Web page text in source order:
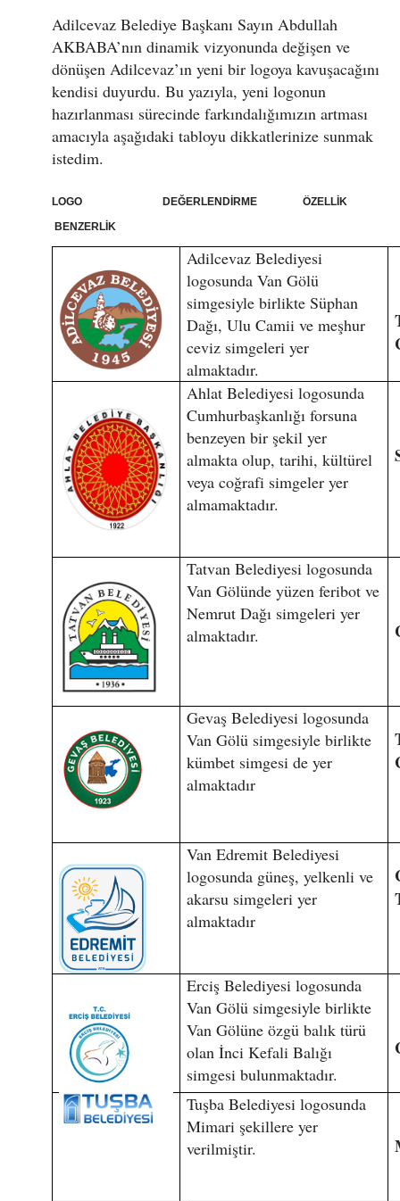
Adilcevaz Belediye Başkanı Sayın Abdullah
AKBABA’nın dinamik vizyonunda değişen ve
dönüşen Adilcevaz’ın yeni bir logoya kavuşacağını
kendisi duyurdu. Bu yazıyla, yeni logonun
hazırlanması sürecinde farkındalığımızın artması
amacıyla aşağıdaki tabloyu dikkatlerinize sunmak
istedim.
LOGO DEĞERLENDİRME ÖZELLİK
BENZERLİK
Adilcevaz Belediyesi
logosunda Van Gölü
simgesiyle birlikte Süphan
Dağı, Ulu Camii ve meşhur
ceviz simgeleri yer
almaktadır.
Ahlat Belediyesi logosunda
Cumhurbaşkanlığı forsuna
benzeyen bir şekil yer
almakta olup, tarihi, kültürel
veya coğrafi simgeler yer
almamaktadır.
Tatvan Belediyesi logosunda
Van Gölünde yüzen feribot ve
Nemrut Dağı simgeleri yer
almaktadır.
Gevaş Belediyesi logosunda
Van Gölü simgesiyle birlikte
kümbet simgesi de yer
almaktadır
Van Edremit Belediyesi
logosunda güneş, yelkenli ve
akarsu simgeleri yer
almaktadır
Erciş Belediyesi logosunda
Van Gölü simgesiyle birlikte
Van Gölüne özgü balık türü
olan İnci Kefali Balığı
simgesi bulunmaktadır.
Tuşba Belediyesi logosunda
Mimari şekillere yer
verilmiştir.